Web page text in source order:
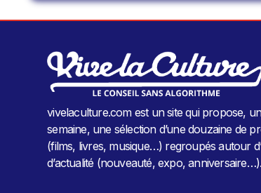
vivelaculture.com est un site qui propose,
semaine, une sélection d’une douzaine de
(films, livres, musique…) regroupés autour
d’actualité (nouveauté, expo, anniversaire…).